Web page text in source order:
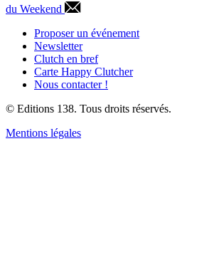
du Weekend
Proposer un événement
Newsletter
Clutch en bref
Carte Happy Clutcher
Nous contacter !
© Editions 138. Tous droits réservés.
Mentions légales